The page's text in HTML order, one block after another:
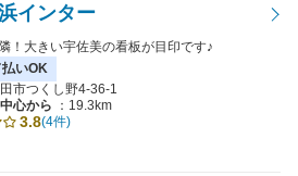
インター
！大きい宇佐美の看板が目印です♪
払いOK
市つくし野4-36-1
心から
：19.3km
3.8(4件)